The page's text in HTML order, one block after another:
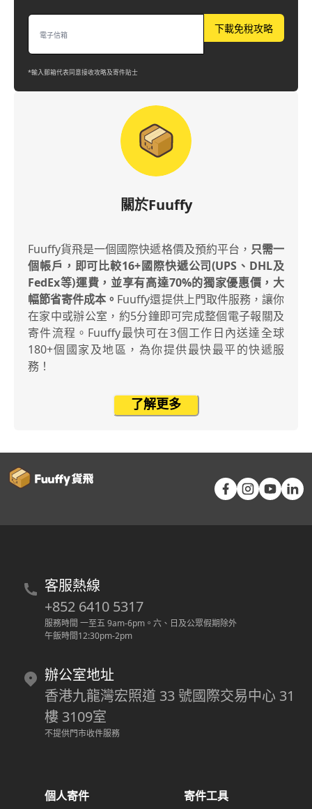
關於Fuuffy
Fuuffy貨飛是一個國際快遞格價及預約平台， 只需一
個帳戶，即可比較16+國際快遞公司(UPS、DHL及
FedEx等)運費，並享有高達70%的獨家優惠價，大
幅節省寄件成本。 Fuuffy還提供上門取件服務，讓你
在家中或辦公室，約5分鐘即可完成整個電子報關及
寄件流程。Fuuffy最快可在3個工作日內送達全球
180+個國家及地區，為你提供最快最平的快遞服
務！
了解更多
下載免稅攻略
*輸入郵箱代表同意接收攻略及寄件貼士
客服熱線
+852 6410 5317
服務時間 一至五 9am-6pm 。 六、日及公眾假期除外
午飯時間12:30pm-2pm
辦公室地址
香港九龍灣宏照道 33 號國際交易中心 31
樓 3109室
不提供門市收件服務
個人寄件
寄件工具